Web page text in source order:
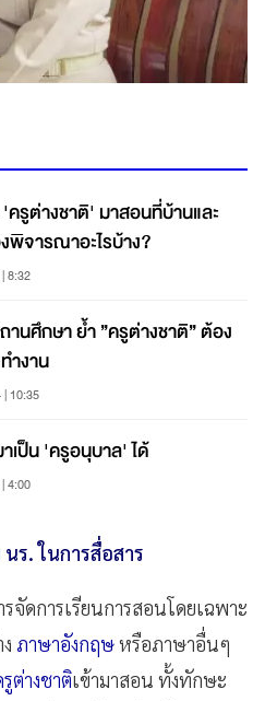
'ครูต่างชาติ' มาสอนที่บ้านและ
พิจารณาอะไรบ้าง?
8:32
านศึกษา ย้ำ ”ครูต่างชาติ” ต้อง
ำงาน
10:35
าเป็น 'ครูอนุบาล' ได้
4:00
ร. ในการสื่อสาร
จัดการเรียนการสอนโดยเฉพาะ
ภาษาอังกฤษหรือภาษาอื่นๆ
ต่างชาติเข้ามาสอน ทั้งทักษะ